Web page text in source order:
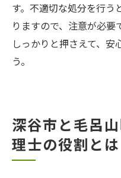
す。不適切な処分を行う
りますので、注意が必要
しっかりと押さえて、安
う。
深谷市と毛呂
理士の役割とは